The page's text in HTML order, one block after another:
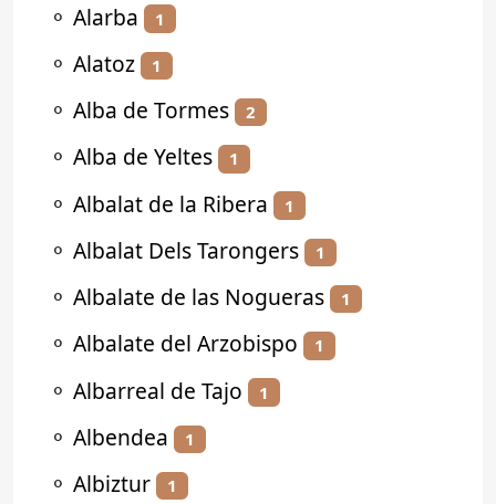
⚬ Alarba 1
⚬ Alatoz 1
⚬ Alba de Tormes 2
⚬ Alba de Yeltes 1
⚬ Albalat de la Ribera 1
⚬ Albalat Dels Tarongers 1
⚬ Albalate de las Nogueras 1
⚬ Albalate del Arzobispo 1
⚬ Albarreal de Tajo 1
⚬ Albendea 1
⚬ Albiztur 1